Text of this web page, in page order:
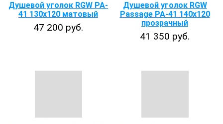
Душевой уголок RGW PA-
41 130x120 матовый
47 200 руб.
Душевой уголок RGW
Passage PA-41 140х120
прозрачный
41 350 руб.